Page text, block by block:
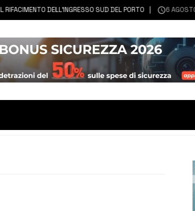
DELL’INGRESSO SUD DEL PORTO 6 AGOSTO 2026